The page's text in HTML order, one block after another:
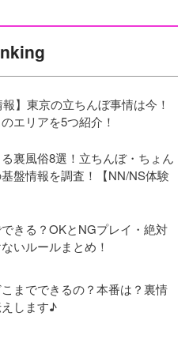
報】東京の立ちんぼ事情は今！
エリアを5つ紹介！
裏風俗8選！立ちんぼ・ちょん
盤情報を調査！【NN/NS体験
きる？OKとNGプレイ・絶対
いルールまとめ！
までできるの？本番は？裏情
します♪